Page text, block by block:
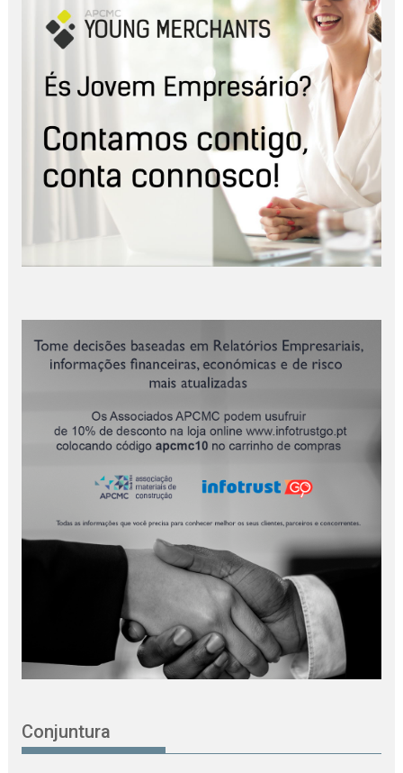
Conjuntura